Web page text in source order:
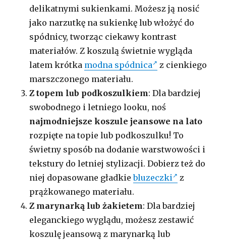
delikatnymi sukienkami. Możesz ją nosić
jako narzutkę na sukienkę lub włożyć do
spódnicy, tworząc ciekawy kontrast
materiałów. Z koszulą świetnie wygląda
latem krótka modna spódnica
z cienkiego
marszczonego materiału.
Z topem lub podkoszulkiem: Dla bardziej
swobodnego i letniego looku, noś
najmodniejsze koszule jeansowe na lato
rozpięte na topie lub podkoszulku! To
świetny sposób na dodanie warstwowości i
tekstury do letniej stylizacji. Dobierz też do
niej dopasowane gładkiebluzeczki
z
prążkowanego materiału.
Z marynarką lub żakietem: Dla bardziej
eleganckiego wyglądu, możesz zestawić
koszulę jeansową z marynarką lub